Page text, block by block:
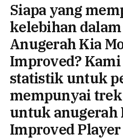
Siapa yang
kelebihan
Anugerah Kia
Improved?
statistik untuk
mempunyai
untuk anugerah
Improved Player